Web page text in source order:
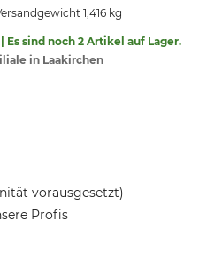
1,416 kg
Es sind noch 2 Artikel auf Lager.
in Laakirchen
vorausgesetzt)
Profis